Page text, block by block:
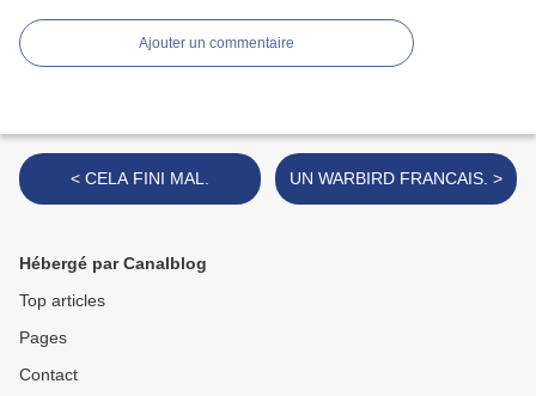
Ajouter un commentaire
< CELA FINI MAL. UN WARBIRD FRANCAIS. >
Hébergé par Canalblog
Top articles
Pages
Contact